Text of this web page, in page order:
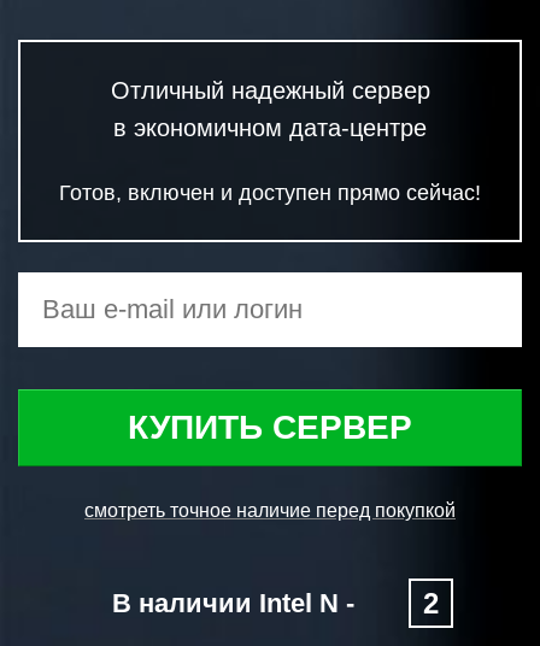
Отличный надежный сервер
в экономичном дата-центре
Готов, включен и доступен прямо сейчас!
КУПИТЬ СЕРВЕР
смотреть точное наличие перед покупкой
В наличии Intel N - 2